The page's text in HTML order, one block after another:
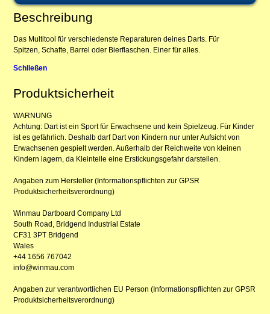
Beschreibung
Das Multitool für verschiedenste Reparaturen deines Darts. Für
Spitzen, Schafte, Barrel oder Bierflaschen. Einer für alles.
Schließen
Produktsicherheit
WARNUNG
Achtung: Dart ist ein Sport für Erwachsene und kein Spielzeug. Für Kinder
ist es gefährlich. Deshalb darf Dart von Kindern nur unter Aufsicht von
Erwachsenen gespielt werden. Außerhalb der Reichweite von kleinen
Kindern lagern, da Kleinteile eine Erstickungsgefahr darstellen.
Angaben zum Hersteller (Informationspflichten zur GPSR
Produktsicherheitsverordnung)
Winmau Dartboard Company Ltd
South Road, Bridgend Industrial Estate
CF31 3PT Bridgend
Wales
+44 1656 767042
info@winmau.com
Angaben zur verantwortlichen EU Person (Informationspflichten zur GPSR
Produktsicherheitsverordnung)